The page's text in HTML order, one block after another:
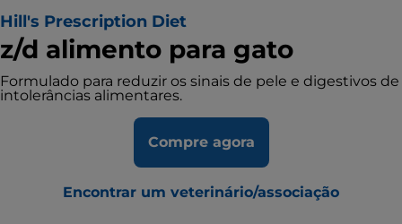
Hill's Prescription Diet
z/d alimento para gato
Formulado para reduzir os sinais de pele e digestivos de
intolerâncias alimentares.
Compre agora
Encontrar um veterinário/associação